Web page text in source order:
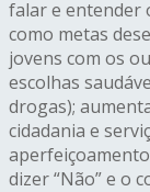
falar e entender
como metas
jovens com os
escolhas
drogas);
cidadania e
aperfeiçoamento
dizer “Não” e o